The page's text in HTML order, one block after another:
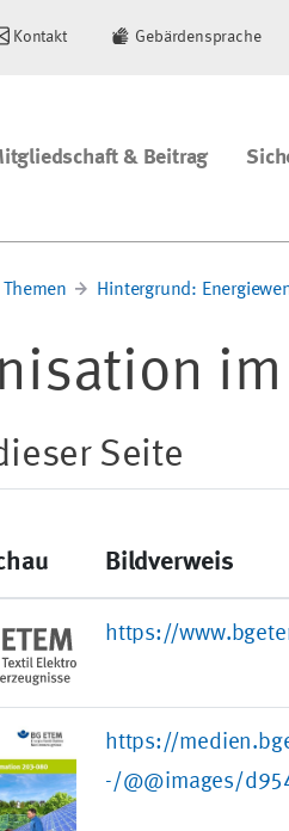
Kontakt Gebärdensprache
& Beitrag
Themen Hintergrund:
Seite
Bildverweis
https://
https://
-/@@images/